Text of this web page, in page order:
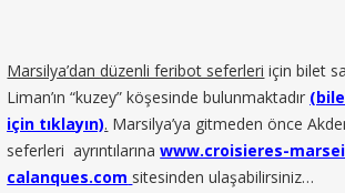
Marsilya’dan düzenli feribot seferleri için bilet
Liman’ın “kuzey” köşesinde bulunmaktadır
için tıklayın). Marsilya’ya gitmeden önce
seferleri ayrıntılarınawww.croisieres-
calanques.com sitesinden ulaşabilirsiniz…